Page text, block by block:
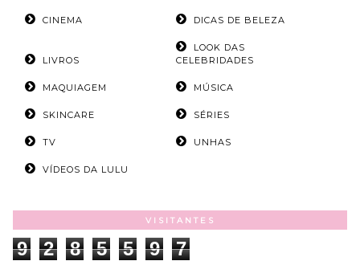
CINEMA DICAS DE BELEZA
LIVROS
LOOK DAS
CELEBRIDADES
MAQUIAGEM MÚSICA
SKINCARE SÉRIES
TV UNHAS
VÍDEOS DA LULU
VISITANTES
9 2 8 5 5 9 7